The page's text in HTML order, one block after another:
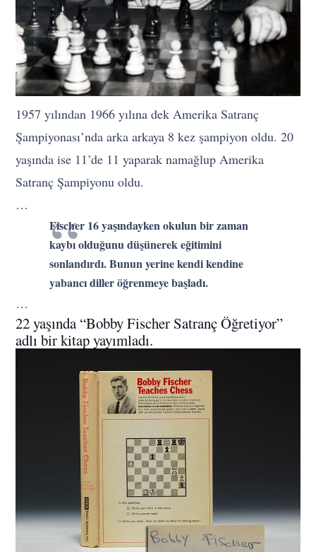
1957 yılından 1966 yılına dek Amerika Satranç
Şampiyonası’nda arka arkaya 8 kez şampiyon oldu. 20
yaşında ise 11’de 11 yaparak namağlup Amerika
Satranç Şampiyonu oldu.
…
Fischer 16 yaşındayken okulun bir zaman
kaybı olduğunu düşünerek eğitimini
sonlandırdı. Bunun yerine kendi kendine
yabancı diller öğrenmeye başladı.
…
22 yaşında “Bobby Fischer Satranç Öğretiyor”
adlı bir kitap yayımladı.